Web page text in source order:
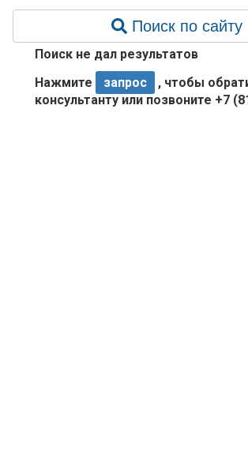
Поиск по сайту
Поиск не дал результатов
Нажмите
запрос
, чтобы
консультанту или позвоните +7